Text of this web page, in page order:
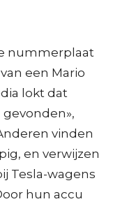
nummerplaat
van een Mario
lokt dat
gevonden»,
vinden
en verwijzen
Tesla-wagens
hun accu